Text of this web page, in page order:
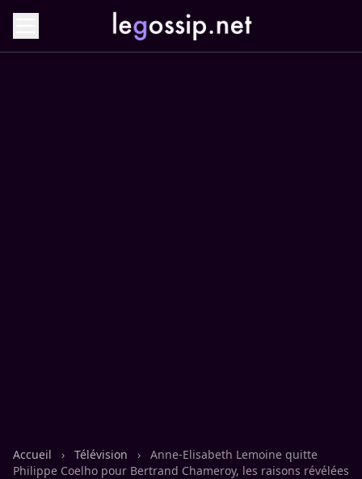
Accueil › Télévision ›
Anne-Elisabeth Lemoine quitte
Philippe Coelho pour Bertrand Chameroy, les raisons révélées